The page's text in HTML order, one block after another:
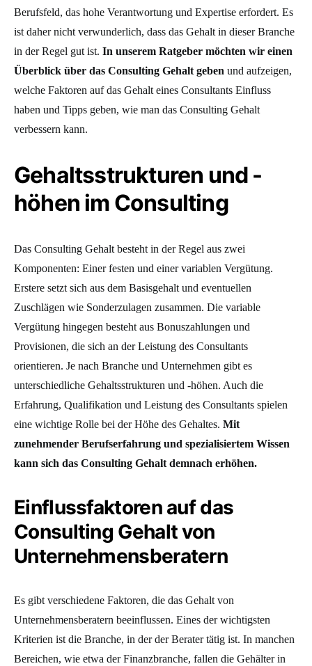
Berufsfeld, das hohe Verantwortung und Expertise erfordert. Es
ist daher nicht verwunderlich, dass das Gehalt in dieser Branche
in der Regel gut ist. In unserem Ratgeber möchten wir einen
Überblick über das Consulting Gehalt geben und aufzeigen,
welche Faktoren auf das Gehalt eines Consultants Einfluss
haben und Tipps geben, wie man das Consulting Gehalt
verbessern kann.
Gehaltsstrukturen und -
höhen im Consulting
Das Consulting Gehalt besteht in der Regel aus zwei
Komponenten: Einer festen und einer variablen Vergütung.
Erstere setzt sich aus dem Basisgehalt und eventuellen
Zuschlägen wie Sonderzulagen zusammen. Die variable
Vergütung hingegen besteht aus Bonuszahlungen und
Provisionen, die sich an der Leistung des Consultants
orientieren. Je nach Branche und Unternehmen gibt es
unterschiedliche Gehaltsstrukturen und -höhen. Auch die
Erfahrung, Qualifikation und Leistung des Consultants spielen
eine wichtige Rolle bei der Höhe des Gehaltes. Mit
zunehmender Berufserfahrung und spezialisiertem Wissen
kann sich das Consulting Gehalt demnach erhöhen.
Einflussfaktoren auf das
Consulting Gehalt von
Unternehmensberatern
Es gibt verschiedene Faktoren, die das Gehalt von
Unternehmensberatern beeinflussen. Eines der wichtigsten
Kriterien ist die Branche, in der der Berater tätig ist. In manchen
Bereichen, wie etwa der Finanzbranche, fallen die Gehälter in